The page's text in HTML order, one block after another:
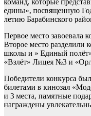
едины», посвященную
летию Барабинского
Первое место завоевала
Второе место разделили
школы и » Единый
«Взлёт» Лицея №3 и
Победители конкурса
билетами в кинозал
и 3 места, памятные
награждены